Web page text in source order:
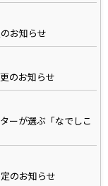
お知らせ
のお知らせ
ーが選ぶ「なでしこ
のお知らせ